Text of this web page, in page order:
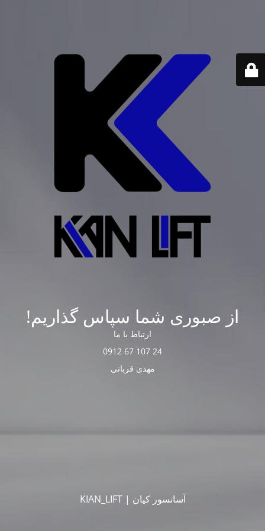
از صبوری شما سپاس گذاریم!
ارتباط با ما
24 107 67 0912
مهدی قربانی
آسانسور کیان | KIAN_LIFT